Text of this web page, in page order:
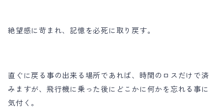
絶望感に苛まれ、記憶を必死に取り戻す。
直ぐに戻る事の出来る場所であれば、時間のロスだけで済
みますが、飛行機に乗った後にどこかに何かを忘れる事に
気付く。